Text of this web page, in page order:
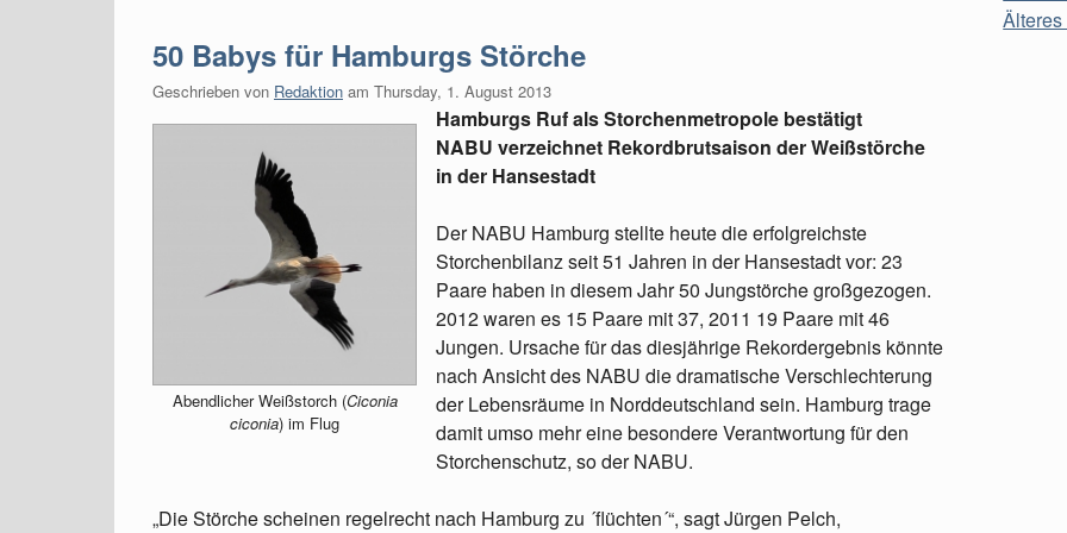
50 Babys für Hamburgs Störche
Geschrieben von Redaktion am Thursday, 1. August 2013
Abendlicher Weißstorch (Ciconia
ciconia) im Flug
Hamburgs Ruf als Storchenmetropole bestätigt
NABU verzeichnet Rekordbrutsaison der Weißstörche
in der Hansestadt
Der NABU Hamburg stellte heute die erfolgreichste
Storchenbilanz seit 51 Jahren in der Hansestadt vor: 23
Paare haben in diesem Jahr 50 Jungstörche großgezogen.
2012 waren es 15 Paare mit 37, 2011 19 Paare mit 46
Jungen. Ursache für das diesjährige Rekordergebnis könnte
nach Ansicht des NABU die dramatische Verschlechterung
der Lebensräume in Norddeutschland sein. Hamburg trage
damit umso mehr eine besondere Verantwortung für den
Storchenschutz, so der NABU.
„Die Störche scheinen regelrecht nach Hamburg zu ´flüchten´“, sagt Jürgen Pelch,
Älteres